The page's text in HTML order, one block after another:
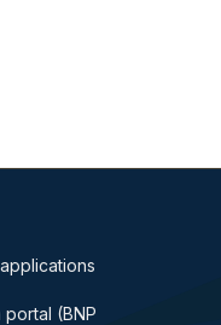
(BNP